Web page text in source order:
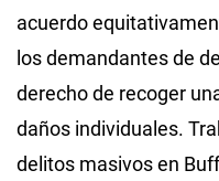
acuerdo
los demandantes de
derecho de recoger
daños individuales.
delitos masivos en